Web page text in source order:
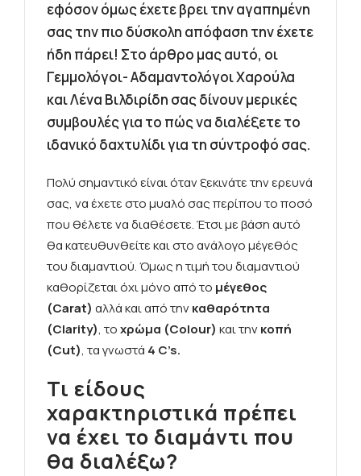
εφόσον όμως έχετε βρει την αγαπημένη
σας την πιο δύσκολη απόφαση την έχετε
ήδη πάρει! Στο άρθρο μας αυτό, οι
Γεμμολόγοι- Αδαμαντολόγοι Χαρούλα
και Λένα Βιλδιρίδη σας δίνουν μερικές
συμβουλές για το πώς να διαλέξετε το
ιδανικό δαχτυλίδι για τη σύντροφό σας.
Πολύ σημαντικό είναι όταν ξεκινάτε την ερευνά
σας, να έχετε στο μυαλό σας περίπου το ποσό
που θέλετε να διαθέσετε. Έτσι με βάση αυτό
θα κατευθυνθείτε και στο ανάλογο μέγεθός
του διαμαντιού. Όμως η τιμή του διαμαντιού
καθορίζεται όχι μόνο από το μέγεθος
(Carat) αλλά και από τηνκαθαρότητα
(Clarity), τοχρώμα (Colour) και τηνκοπή
(Cut), τα γνωστά 4 C’s.
Τι είδους
χαρακτηριστικά πρέπει
να έχει το διαμάντι που
θα διαλέξω?